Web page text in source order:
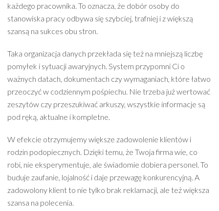
każdego pracownika. To oznacza, że dobór osoby do
stanowiska pracy odbywa się szybciej, trafniej i z większą
szansą na sukces obu stron.
Taka organizacja danych przekłada się też na mniejszą liczbę
pomyłek i sytuacji awaryjnych. System przypomni Ci o
ważnych datach, dokumentach czy wymaganiach, które łatwo
przeoczyć w codziennym pośpiechu. Nie trzeba już wertować
zeszytów czy przeszukiwać arkuszy, wszystkie informacje są
pod ręką, aktualne i kompletne.
W efekcie otrzymujemy większe zadowolenie klientów i
rodzin podopiecznych. Dzięki temu, że Twoja firma wie, co
robi, nie eksperymentuje, ale świadomie dobiera personel. To
buduje zaufanie, lojalność i daje przewagę konkurencyjną. A
zadowolony klient to nie tylko brak reklamacji, ale też większa
szansa na polecenia.